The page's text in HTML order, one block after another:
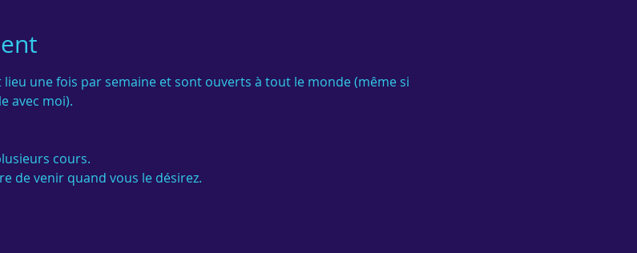
une fois par semaine et sont ouverts à tout le monde (même si
avec moi).